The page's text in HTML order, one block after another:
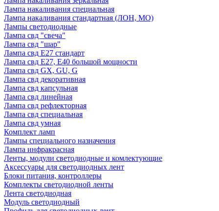
Лампа накаливания специальная
Лампа накаливания стандартная (ЛОН, МО)
Лампы светодиодные
Лампа свд "свеча"
Лампа свд "шар"
Лампа свд E27 стандарт
Лампа свд E27, Е40 большой мощности
Лампа свд GX, GU, G
Лампа свд декоративная
Лампа свд капсульная
Лампа свд линейная
Лампа свд рефлекторная
Лампа свд специальная
Лампа свд умная
Комплект ламп
Лампы специального назначения
Лампа инфракрасная
Ленты, модули светодиодные и комлектующие
Аксессуары для светодиодных лент
Блоки питания, контроллеры
Комплекты светодиодной ленты
Лента светодиодная
Модуль светодиодный